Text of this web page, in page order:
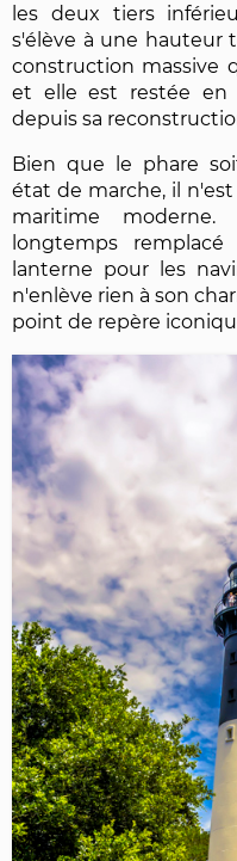
les deux tiers
s'élève à une hauteur
construction massive
et elle est restée en
depuis sa
Bien que le phare
état de marche, il
maritime
longtemps
lanterne pour les
n'enlève rien à son
point de repère